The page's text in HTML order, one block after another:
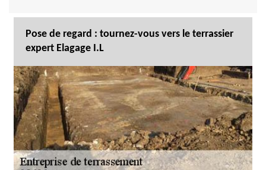
Pose de regard : tournez-vous vers le terrassier
expert Elagage I.L